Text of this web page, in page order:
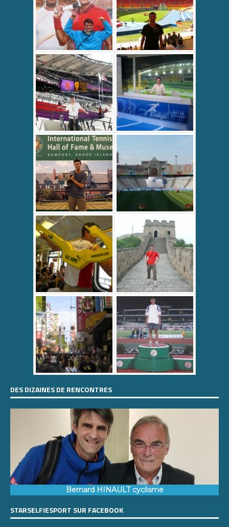
DES DIZAINES DE RENCONTRES
Bernard HINAULT cyclisme
STARSELFIESPORT SUR FACEBOOK